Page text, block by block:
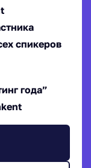
спикеров
года”